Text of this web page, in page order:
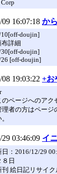
09 16:07:18 か
doujin]
詳細
doujin]
[off-doujin]
08 19:03:22 +お
ページへのアク
理者の方はページ
29 03:46:09 イ
：2016/12/29
８日
刊 絵日記リサイク